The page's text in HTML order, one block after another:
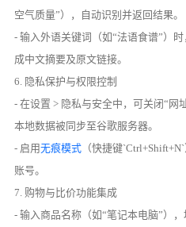
空气质量”），自动识别并返回结果。
- 输入外语关键词（如“法语食谱”）
成中文摘要及原文链接。
6. 隐私保护与权限控制
- 在设置 > 隐私与安全中，可关闭“网
本地数据被同步至谷歌服务器。
- 启用无痕模式 （快捷键
账号。
7. 购物与比价功能集成
- 输入商品名称（如“笔记本电脑”）